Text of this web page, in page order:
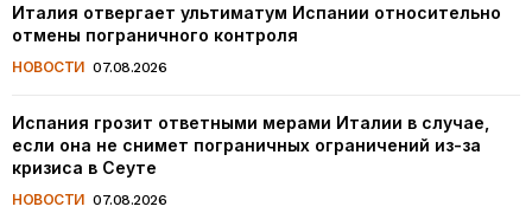
Италия отвергает ультиматум Испании относительно
отмены пограничного контроля
НОВОСТИ 07.08.2026
Испания грозит ответными мерами Италии в случае,
если она не снимет пограничных ограничений из-за
кризиса в Сеуте
НОВОСТИ 07.08.2026